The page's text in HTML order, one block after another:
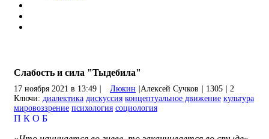
Слабость и сила "Тыдебила"
17 ноября 2021 в 13:49 Люкин Алексей Сучков 1305
2
Ключи: диалектика дискуссия концептуальное движение культура
мировоззрение психология социология
П К О Б